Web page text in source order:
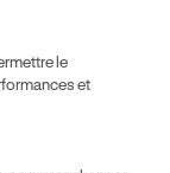
le
et